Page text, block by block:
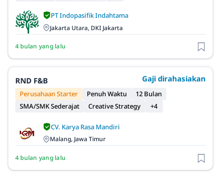
PT Indopasifik Indahtama
Jakarta Utara, DKI Jakarta
4 bulan yang lalu
RND F&B Gaji dirahasiakan
Perusahaan Starter Penuh Waktu
12 Bulan
SMA/SMK Sederajat
Creative Strategy +4
CV. Karya Rasa Mandiri
Malang, Jawa Timur
4 bulan yang lalu